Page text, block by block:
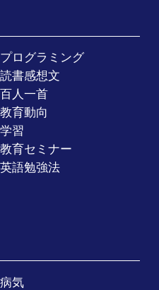
プログラミング
読書感想文
百人一首
教育動向
学習
教育セミナー
英語勉強法
病気